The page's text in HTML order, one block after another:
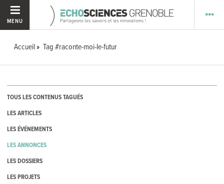
MENU
Accueil Tag #raconte-moi-le-futur
TOUS LES CONTENUS TAGUÉS
LES ARTICLES
LES ÉVÉNEMENTS
LES ANNONCES
LES DOSSIERS
LES PROJETS